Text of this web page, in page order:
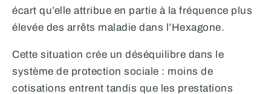
écart qu’elle attribue en partie à la fréquence plus
élevée des arrêts maladie dans l’Hexagone.
Cette situation crée un déséquilibre dans le
système de protection sociale : moins de
cotisations entrent tandis que les prestations